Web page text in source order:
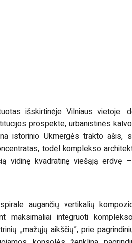
išskirtinėje Vilniaus vietoje:
prospekte, urbanistinės
istorinio Ukmergės trakto ašis,
todėl komplekso
vidinę kvadratinę viešąją erdvę
augančių vertikalių
maksimaliai integruoti
„mažųjų aikščių”, prie